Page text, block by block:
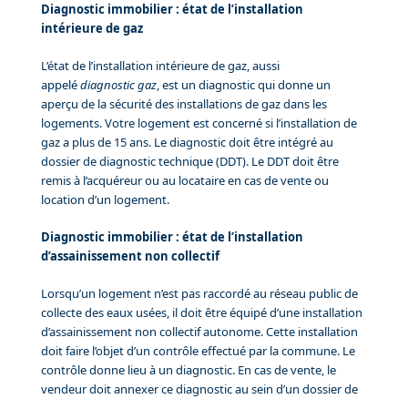
Diagnostic immobilier : état de l’installation
intérieure de gaz
L’état de l’installation intérieure de gaz, aussi
appelédiagnostic gaz, est un diagnostic qui donne un
aperçu de la sécurité des installations de gaz dans les
logements. Votre logement est concerné si l’installation de
gaz a plus de 15 ans. Le diagnostic doit être intégré au
dossier de diagnostic technique (DDT). Le DDT doit être
remis à l’acquéreur ou au locataire en cas de vente ou
location d’un logement.
Diagnostic immobilier : état de l’installation
d’assainissement non collectif
Lorsqu’un logement n’est pas raccordé au réseau public de
collecte des eaux usées, il doit être équipé d’une installation
d’assainissement non collectif autonome. Cette installation
doit faire l’objet d’un contrôle effectué par la commune. Le
contrôle donne lieu à un diagnostic. En cas de vente, le
vendeur doit annexer ce diagnostic au sein d’un dossier de